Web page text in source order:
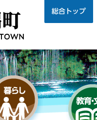
総合トップ